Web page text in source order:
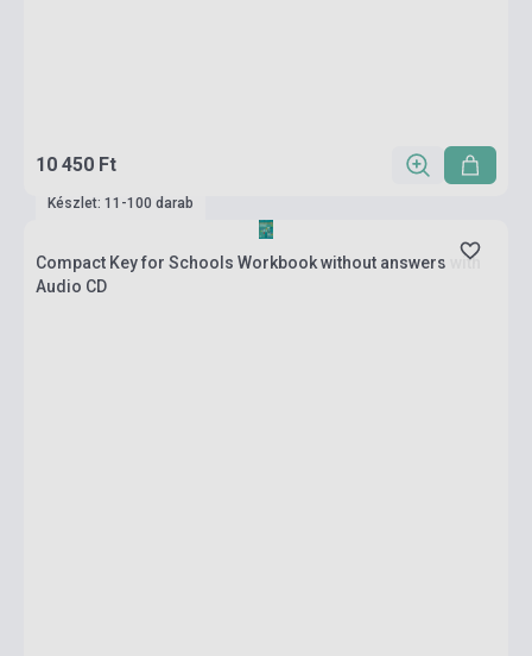
10 450 Ft
Készlet: 11-100 darab
Compact Key for Schools Workbook without answers with
Audio CD